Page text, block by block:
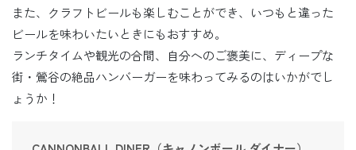
また、クラフトビールも楽しむことができ、いつもと違った
ビールを味わいたいときにもおすすめ。
ランチタイムや観光の合間、自分へのご褒美に、ディープな
街・鶯谷の絶品ハンバーガーを味わってみるのはいかがでし
ょうか！